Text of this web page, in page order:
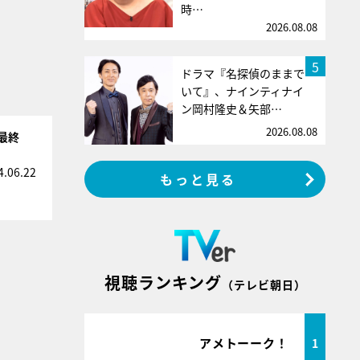
終
時…
2026.08.08
5
ドラマ『名探偵のままで
いて』、ナインティナイ
ン岡村隆史＆矢部…
2026.08.08
もっと見る
視聴ランキング （テレビ朝日）
アメトーーク！ 1